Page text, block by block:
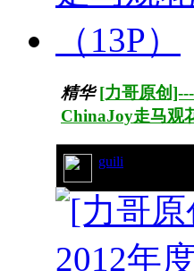
精华 [力哥原创
ChinaJoy走马观
guili